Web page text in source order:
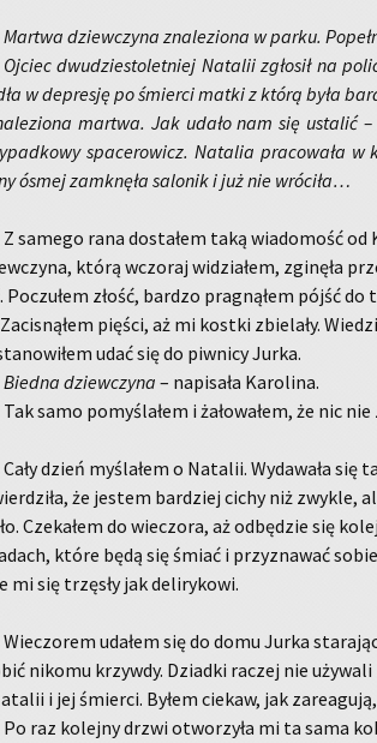
Mar­twa dziew­czy­na zna­le­zio­na w parku.
Oj­ciec dwu­dzie­sto­let­niej Na­ta­lii zgło­sił na
w de­pre­sję po śmier­ci matki z którą była
mar­twa. Jak udało nam się usta­lić –
spa­ce­ro­wicz. Na­ta­lia pra­co­wa­ła
ósmej za­mknę­ła sa­lo­nik i już nie wró­ci­ła…
Z sa­me­go rana do­sta­łem taką wia­do­mość od
którą wczo­raj wi­dzia­łem, zgi­nę­ła
Po­czu­łem złość, bar­dzo pra­gną­łem pójść
pię­ści, aż mi kost­ki zbie­la­ły.
udać się do piw­ni­cy Jurka.
Bied­na dziew­czy­na – na­pi­sa­ła Ka­ro­li­na.
Tak samo po­my­śla­łem i ża­ło­wa­łem, że nic
Cały dzień my­śla­łem o Na­ta­lii. Wy­da­wa­ła
że je­stem bar­dziej cichy niż zwy­kle,
Cze­ka­łem do wie­czo­ra, aż od­bę­dzie się
które będą się śmiać i przy­zna­wać
mi się trzę­sły jak de­li­ry­ko­wi.
Wie­czo­rem uda­łem się do domu Jurka
ni­ko­mu krzyw­dy. Dziad­ki ra­czej nie
i jej śmier­ci. Byłem cie­kaw, jak
Po raz ko­lej­ny drzwi otwo­rzy­ła mi ta sama